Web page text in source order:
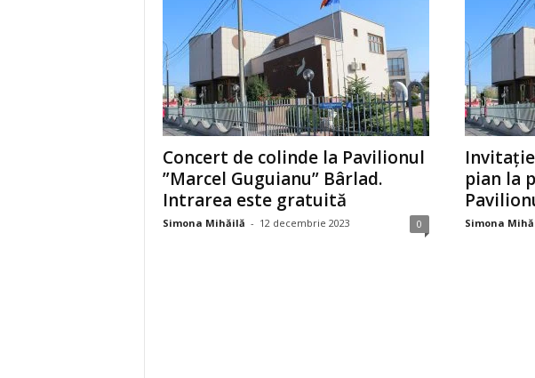
Concert de colinde la Pavilionul
”Marcel Guguianu” Bârlad.
Intrarea este gratuită
Simona Mihăilă - 12 decembrie 2023 0
pian la
Simona